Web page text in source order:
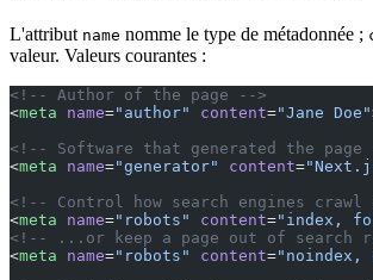
L'attribut name nomme le type de métadonnée ;
valeur. Valeurs courantes :
<!-- Author of the page -->
<meta name="author" content="Jane Doe"
<!-- Software that generated the page
<meta name="generator" content=
<!-- Control how search engines
<meta name="robots" content="index,
<!-- ...or keep a page out of search
<meta name="robots" content="noindex,